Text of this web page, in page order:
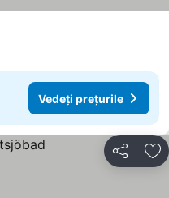
Vedeți prețurile
Distribuiți